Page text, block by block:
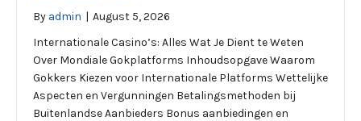
By admin | August 5, 2026
Internationale Casino’s: Alles Wat Je Dient te Weten
Over Mondiale Gokplatforms Inhoudsopgave Waarom
Gokkers Kiezen voor Internationale Platforms Wettelijke
Aspecten en Vergunningen Betalingsmethoden bij
Buitenlandse Aanbieders Bonus aanbiedingen en